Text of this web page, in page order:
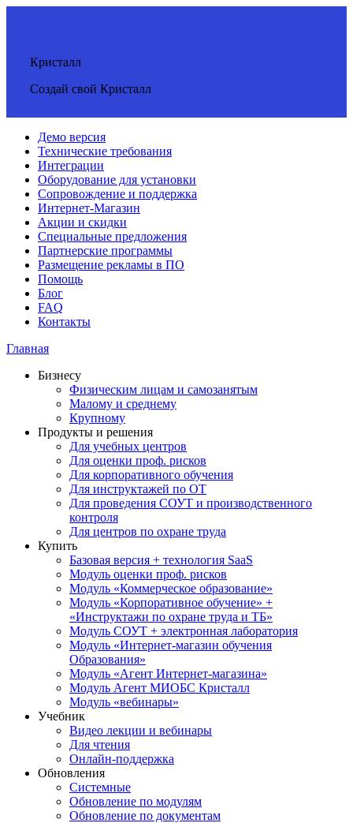
Кристалл
Создай свой Кристалл
Демо версия
Технические требования
Интеграции
Оборудование для установки
Сопровождение и поддержка
Интернет-Магазин
Акции и скидки
Специальные предложения
Партнерские программы
Размещение рекламы в ПО
Помощь
Блог
FAQ
Контакты
Главная
Бизнесу
Физическим лицам и самозанятым
Малому и среднему
Крупному
Продукты и решения
Для учебных центров
Для оценки проф. рисков
Для корпоративного обучения
Для инструктажей по ОТ
Для проведения СОУТ и производственного
контроля
Для центров по охране труда
Купить
Базовая версия + технология SaaS
Модуль оценки проф. рисков
Модуль «Коммерческое образование»
Модуль «Корпоративное обучение» +
«Инструктажи по охране труда и ТБ»
Модуль СОУТ + электронная лаборатория
Модуль «Интернет-магазин обучения
Образования»
Модуль «Агент Интернет-магазина»
Модуль Агент МИОБС Кристалл
Модуль «вебинары»
Учебник
Видео лекции и вебинары
Для чтения
Онлайн-поддержка
Обновления
Системные
Обновление по модулям
Обновление по документам